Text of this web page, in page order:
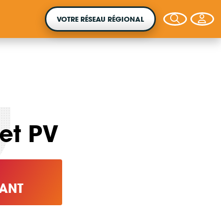
Vous souhaitez placer votre épargne au
service de la transition énergétique ?
VOTRE RÉSEAU RÉGIONAL
PV